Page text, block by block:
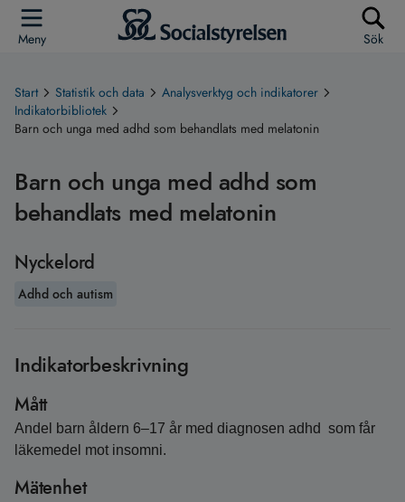
Meny Sök
Start Statistik och data
Analysverktyg och indikatorer
Indikatorbibliotek
Barn och unga med adhd som behandlats med melatonin
Barn och unga med adhd som
behandlats med melatonin
Nyckelord
Adhd och autism
Indikatorbeskrivning
Mått
Andel barn åldern 6–17 år med diagnosen adhd som får
läkemedel mot insomni.
Mätenhet